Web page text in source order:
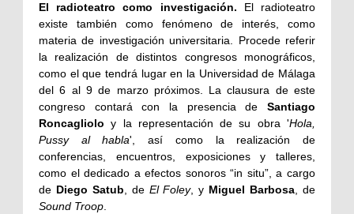
El radioteatro como investigación. El radioteatro
existe también como fenómeno de interés, como
materia de investigación universitaria. Procede referir
la realización de distintos congresos monográficos,
como el que tendrá lugar en la Universidad de Málaga
del 6 al 9 de marzo próximos. La clausura de este
congreso contará con la presencia de Santiago
Roncagliolo y la representación de su obra 'Hola,
Pussy al habla', así como la realización de
conferencias, encuentros, exposiciones y talleres,
como el dedicado a efectos sonoros “in situ”, a cargo
de Diego Satub, de El Foley, y Miguel Barbosa, de
Sound Troop.